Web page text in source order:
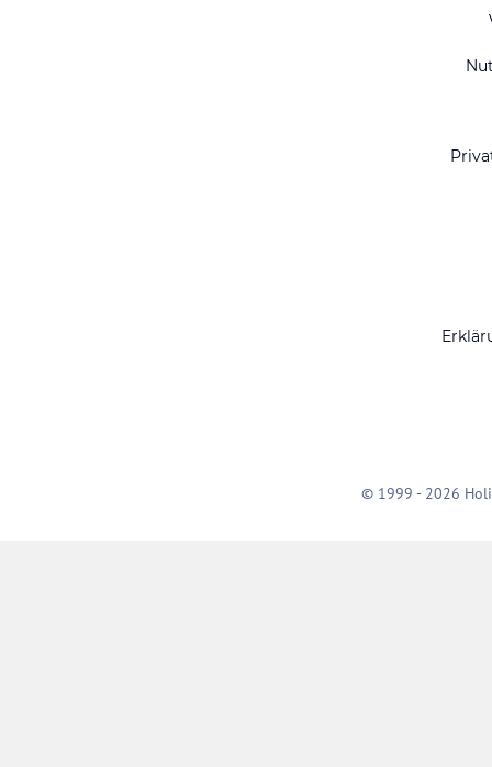
© 1999 - 2026